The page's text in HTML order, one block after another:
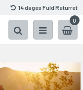
14 dages Fuld Returret
0